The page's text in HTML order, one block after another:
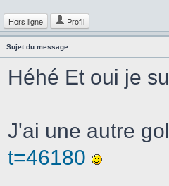
Hors ligne Profil
Sujet du message:
Héhé Et oui je
J'ai une autre
t=46180